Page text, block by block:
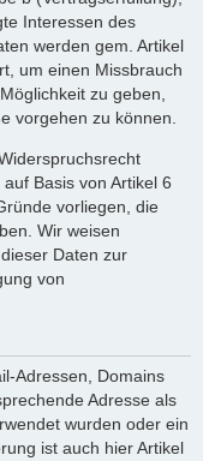
Interessen des
werden gem. Artikel
um einen Missbrauch
zu geben,
vorgehen zu können.
Basis von Artikel 6
vorliegen, die
Wir weisen
Daten zur
von
Adressen, Domains
Adresse als
wurden oder ein
ist auch hier Artikel